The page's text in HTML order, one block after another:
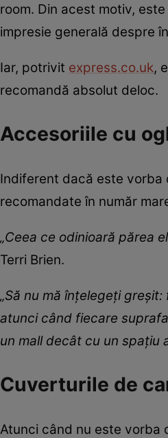
room. Din acest motiv,
impresie generală despre
Iar, potrivit express.co.uk,
recomandă absolut deloc.
Accesoriile cu
Indiferent dacă este vorba
recomandate în număr
„Ceea ce odinioară părea
Terri Brien.
„Să nu mă înțelegeți
atunci când fiecare
un mall decât cu un spațiu
Cuverturile de
Atunci când nu este vorba